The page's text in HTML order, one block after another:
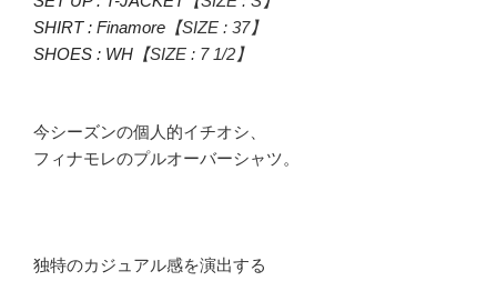
SHIRT : Finamore 【SIZE : 37】
SHOES : WH 【SIZE : 7 1/2】
今シーズンの個人的イチオシ、
フィナモレのプルオーバーシャツ。
独特のカジュアル感を演出する